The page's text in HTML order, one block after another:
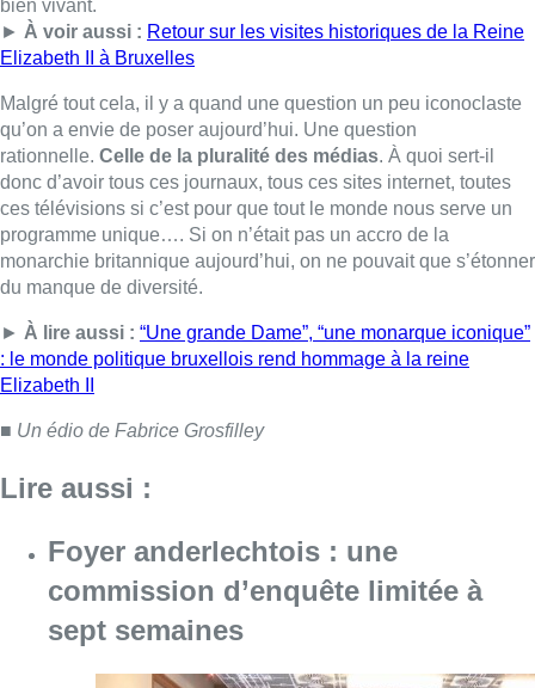
►À lire aussi :
: le monde politique bruxellois rend hommage à la reine
Elizabeth II
■Un édio de Fabrice Grosfilley
Lire aussi :
Foyer anderlechtois : une
commission d’enquête limitée à
sept semaines